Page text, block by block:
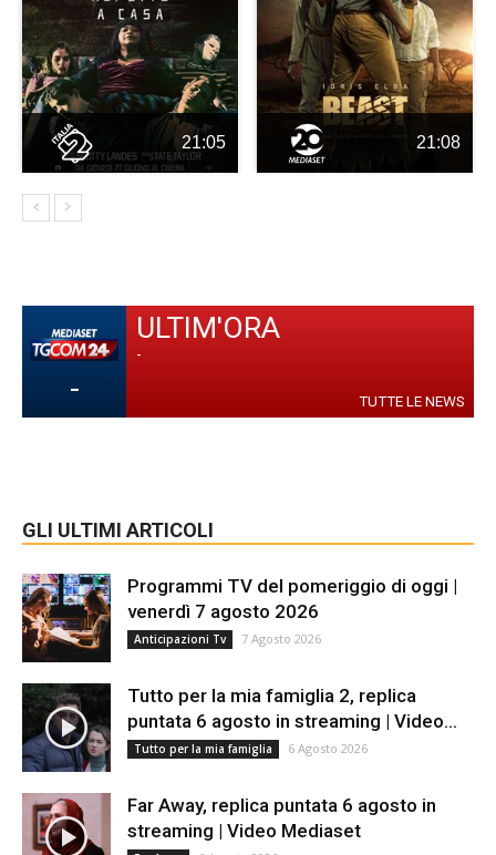
21:05 21:08
-
ULTIM'ORA
-
TUTTE LE NEWS
GLI ULTIMI ARTICOLI
Programmi TV del pomeriggio di oggi |
venerdì 7 agosto 2026
Anticipazioni Tv 7 Agosto 2026
Tutto per la mia famiglia 2, replica
puntata 6 agosto in streaming | Video...
Tutto per la mia famiglia 6 Agosto 2026
Far Away, replica puntata 6 agosto in
streaming | Video Mediaset